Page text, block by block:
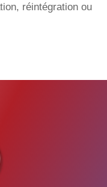
réintégration ou